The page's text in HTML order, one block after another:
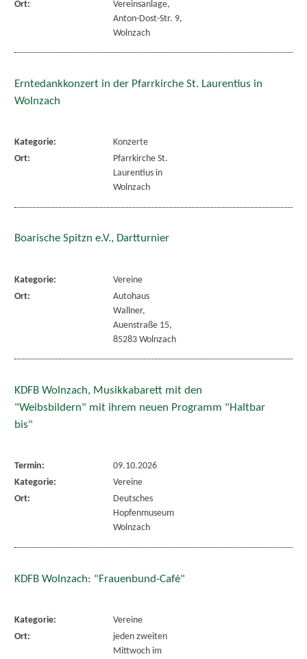
Ort:
Vereinsanlage,
Anton-Dost-Str. 9,
Wolnzach
Erntedankkonzert in der Pfarrkirche St. Laurentius in
Wolnzach
Kategorie:
Konzerte
Ort:
Pfarrkirche St.
Laurentius in
Wolnzach
Boarische Spitzn e.V., Dartturnier
Kategorie:
Vereine
Ort:
Autohaus
Wallner,
Auenstraße 15,
85283 Wolnzach
KDFB Wolnzach, Musikkabarett mit den
"Weibsbildern" mit ihrem neuen Programm "Haltbar
bis"
Termin:
09.10.2026
Kategorie:
Vereine
Ort:
Deutsches
Hopfenmuseum
Wolnzach
KDFB Wolnzach: "Frauenbund-Café"
Kategorie:
Vereine
Ort:
jeden zweiten
Mittwoch im